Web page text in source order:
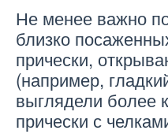
Не менее важно
близко
прически,
(например,
выглядели более
прически с